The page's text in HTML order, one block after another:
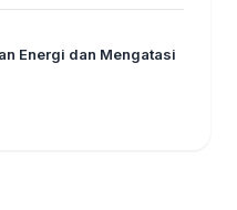
Energi dan Mengatasi